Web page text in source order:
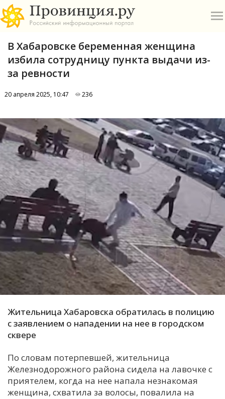
А
Б
В
Е
И
К
М
П
Р
С
Т
Х
В Хабаровске беременная женщина
избила сотрудницу пункта выдачи из-
за ревности
20 апреля 2025, 10:47 236
Жительница Хабаровска обратилась в полицию
с заявлением о нападении на нее в городском
сквере
По словам потерпевшей, жительница
Железнодорожного района сидела на лавочке с
приятелем, когда на нее напала незнакомая
женщина, схватила за волосы, повалила на